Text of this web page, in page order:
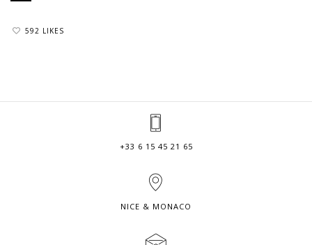
592 LIKES
+33 6 15 45 21 65
NICE & MONACO